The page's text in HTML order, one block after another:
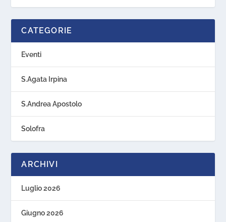
CATEGORIE
Eventi
S.Agata Irpina
S.Andrea Apostolo
Solofra
ARCHIVI
Luglio 2026
Giugno 2026